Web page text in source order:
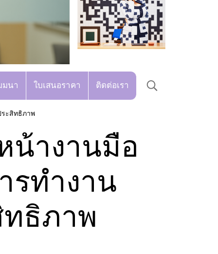
มนา ใบเสนอราคา ติดต่อเรา
ระสิทธิภาพ
น้างานมือ
รทำงาน
ทธิภาพ